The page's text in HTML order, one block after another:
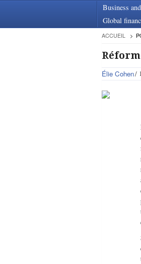
Business
Global
ACCUEIL
Élie Cohen